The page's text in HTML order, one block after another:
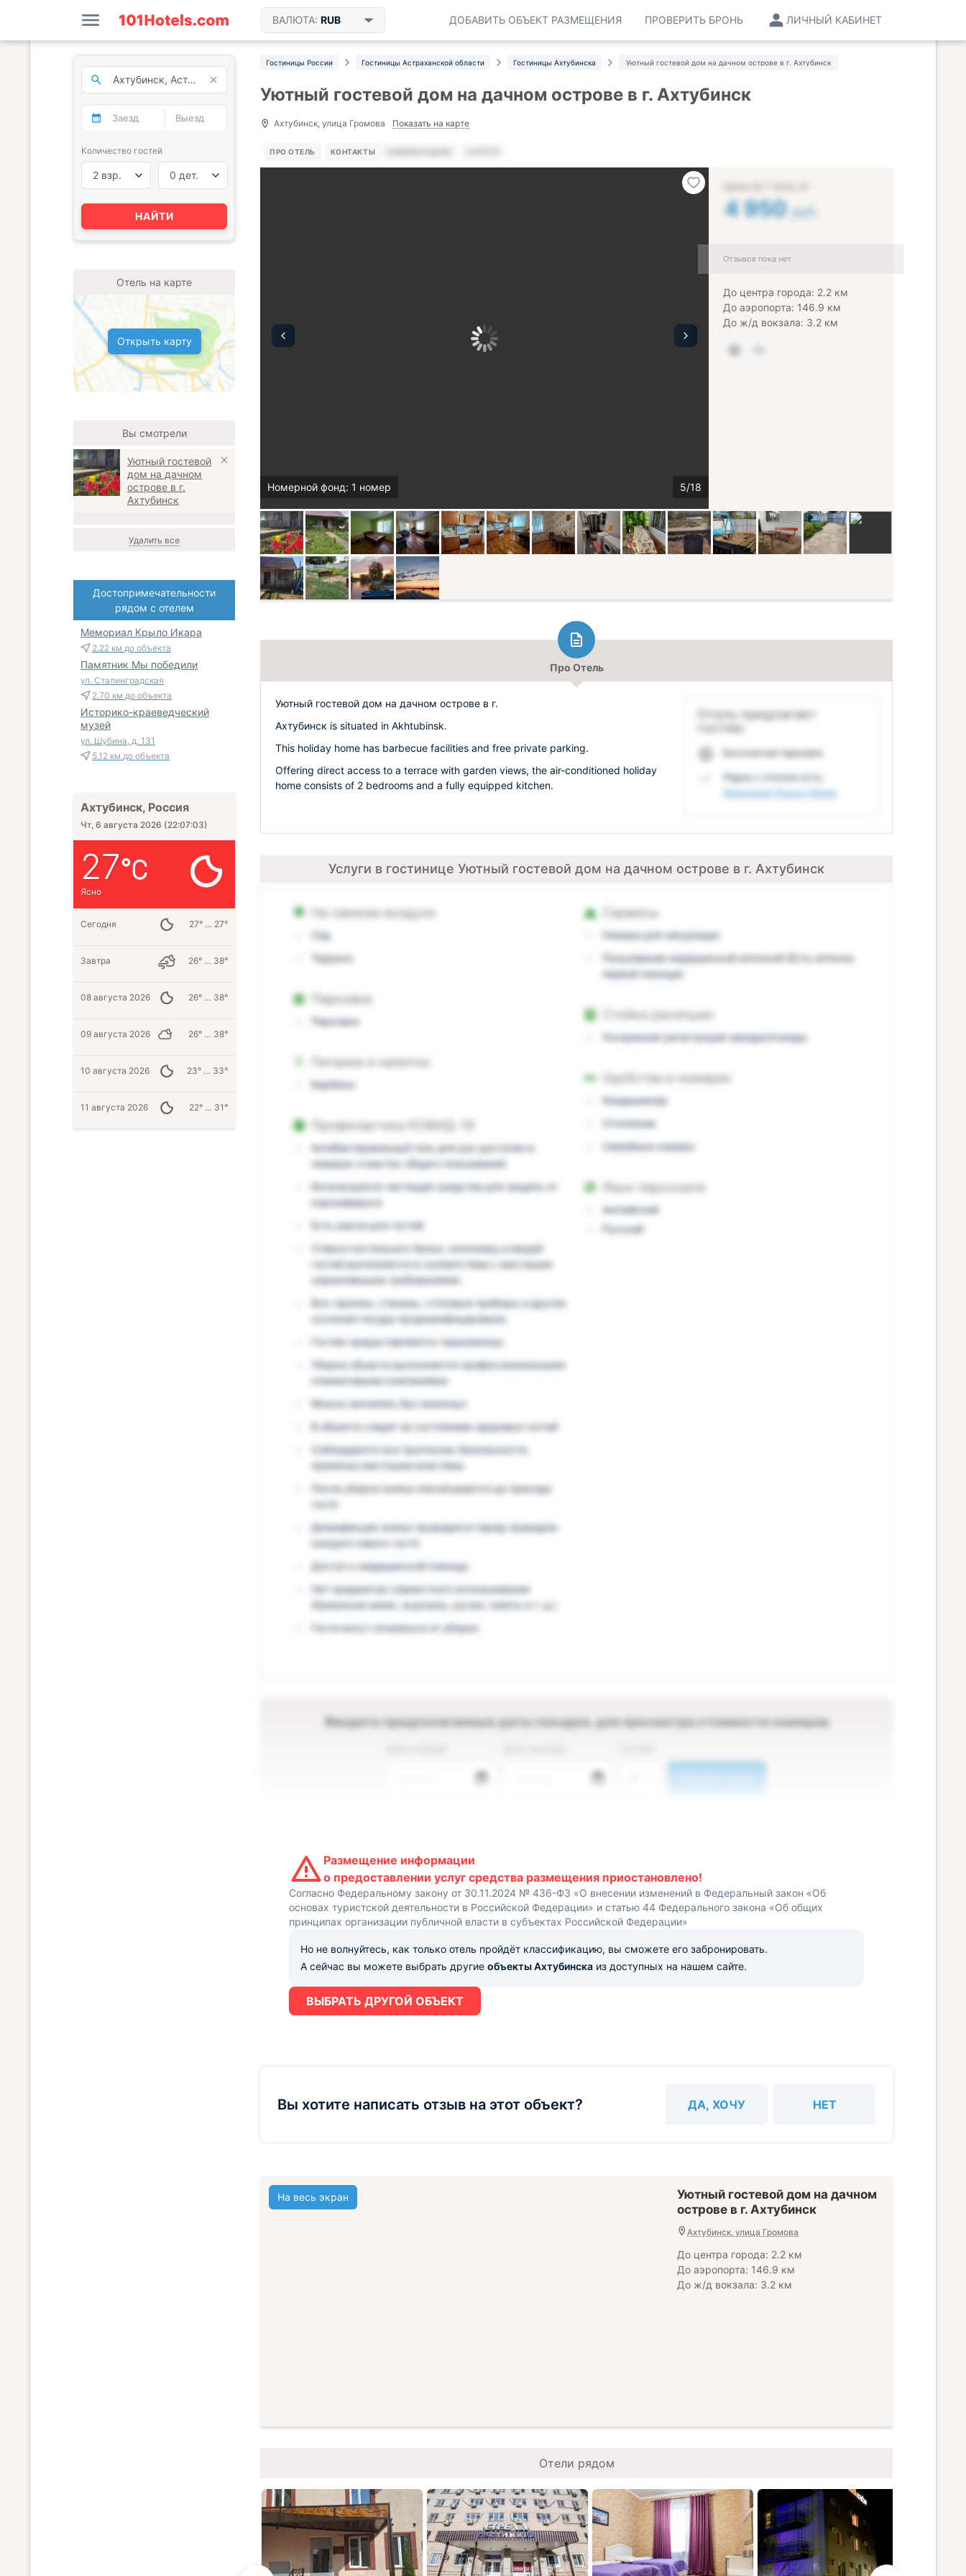
ВАЛЮТА: RUB ЛИЧНЫЙ КАБИНЕТ
ПРОВЕРИТЬ БРОНЬ
ДОБАВИТЬ ОБЪЕКТ РАЗМЕЩЕНИЯ
Гостиницы России Гостиницы Астраханской области Гостиницы Ахтубинска Уютный гостевой дом на дачном острове в г. Ахтубинск
Уютный гостевой дом на дачном острове в г. Ахтубинск
Ахтубинск, улица Громова Показать на карте
ПРО ОТЕЛЬ КОНТАКТЫ
Номерной фонд: 1 номер
4 950 руб.
Отзывов пока нет
До центра города: 2.2 км
До аэропорта: 146.9 км
До ж/д вокзала: 3.2 км
Про Отель
Отель предлагает
гостям:
Бесплатная парковка
Рядом с отелем есть:
Мемориал Крыло Икара
Уютный гостевой дом на дачном острове в г.
Ахтубинск is situated in Akhtubinsk.
This holiday home has barbecue facilities and free private parking.
Offering direct access to a terrace with garden views, the air-conditioned holiday
home consists of 2 bedrooms and a fully equipped kitchen.
Услуги в гостинице Уютный гостевой дом на дачном острове в г. Ахтубинск
На свежем воздухе
Сад
Терраса
Парковка
Парковка
Питание и напитки
Барбекю
Профилактика КОВИД-19
Антибактериальный гель для рук доступен в
номерах и местах общего пользования
Используются чистящие средства для защиты от
коронавируса
Есть маски для гостей
Стирка постельного белья, полотенец и вещей
гостей выполняется в соответствии с местными
нормативными требованиями
Все тарелки, стаканы, столовые приборы и другая
кухонная посуда продезинфицированы
Гостям предоставляются термометры
Уборка объекта выполняется профессиональными
клининговыми компаниями
Можно заплатить без наличных
В объекте следят за состоянием здоровья гостей
Соблюдаются все протоколы безопасности,
принятые местными властями
После уборки жилье опечатывается до прихода
гостя
Дезинфекция жилья проводится перед приездом
каждого нового гостя
Доступ к медицинской помощи
Нет предметов совместного использования
(бумажное меню, журналы, ручки, газеты и т. д.)
Гости могут отказаться от уборки
Сервисы
Номера для некурящих
Пользование медицинской аптечкой (Есть аптечка
первой помощи)
Стойка ресепшен
Ускоренная регистрация заезда/отъезда
Удобства в номерах
Кондиционер
Отопление
Семейные номера
Язык персонала
Английский
Русский
Введите предполагаемые даты поездки, для просмотра стоимости номеров
Размещение информации
о предоставлении услуг средства размещения приостановлено!
Согласно Федеральному закону от 30.11.2024 № 436-ФЗ «О внесении изменений в Федеральный закон «Об
основах туристской деятельности в Российской Федерации» и статью 44 Федерального закона «Об общих
принципах организации публичной власти в субъектах Российской Федерации»
Но не волнуйтесь, как только отель пройдёт классификацию, вы сможете его забронировать.
А сейчас вы можете выбрать другие объекты Ахтубинска из доступных на нашем сайте.
ВЫБРАТЬ ДРУГОЙ ОБЪЕКТ
Вы хотите написать отзыв на этот объект? ДА, ХОЧУ НЕТ
На весь экран
Уютный гостевой дом на дачном
острове в г. Ахтубинск
Ахтубинск, улица Громова
До центра города: 2.2 км
До аэропорта: 146.9 км
До ж/д вокзала: 3.2 км
Отели рядом
Количество гостей
2 взр. 0 дет.
НАЙТИ
Отель на карте
Открыть карту
Вы смотрели
Уютный гостевой
дом на дачном
острове в г.
Ахтубинск
Удалить все
Достопримечательности
рядом с отелем
Мемориал Крыло Икара
2.22 км до объекта
Памятник Мы победили
ул. Сталинградская
2.70 км до объекта
Историко-краеведческий
музей
ул. Шубина, д. 131
5.12 км до объекта
Ахтубинск, Россия
Чт, 6 августа 2026 (22:07:04)
27
Ясно
Сегодня 27° … 27°
Завтра 26° … 38°
08 августа 2026 26° … 38°
09 августа 2026 26° … 38°
10 августа 2026 23° … 33°
11 августа 2026 22° … 31°